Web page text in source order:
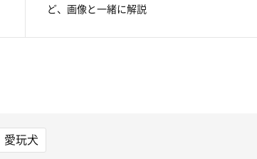
ど、画像と一緒に解説
愛玩犬